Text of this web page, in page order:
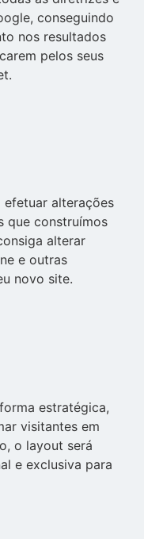
conseguindo
nos resultados
pelos seus
efetuar alterações
que construímos
alterar
e outras
novo site.
estratégica,
visitantes em
o layout será
e exclusiva para